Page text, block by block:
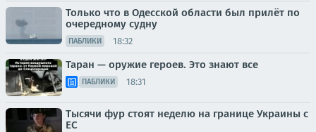
Только что в Одесской области был прилёт по
очередному судну
ПАБЛИКИ 18:32
Таран — оружие героев. Это знают все
ПАБЛИКИ 18:31
Тысячи фур стоят неделю на границе Украины с
ЕС